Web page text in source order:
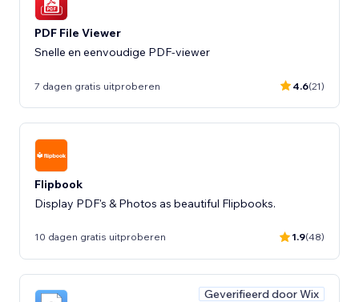
PDF File Viewer
Snelle en eenvoudige PDF-viewer
7 dagen gratis uitproberen 4.6(21)
Flipbook
Display PDF's & Photos as beautiful Flipbooks.
10 dagen gratis uitproberen 1.9(48)
Geverifieerd door Wix